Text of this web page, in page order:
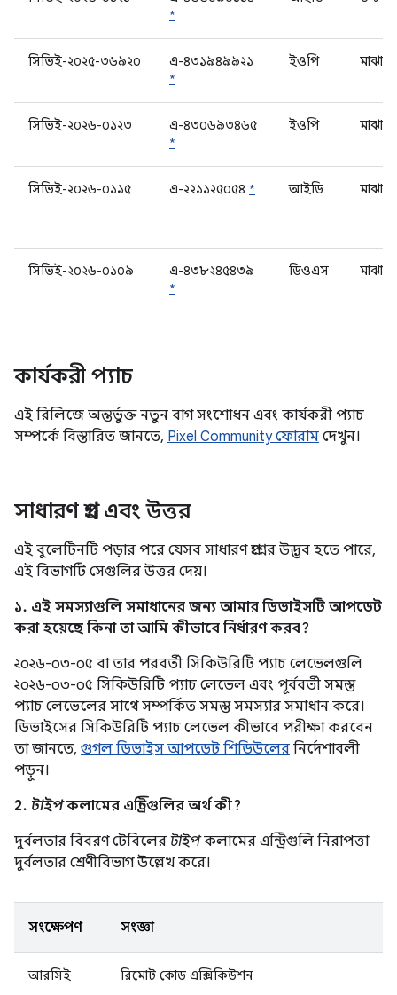
*
সিভিই-২০২৫-৩৬৯২০
এ-৪৩১৯৪৯৯২১
*
ইওপি মাঝারি
সিভিই-২০২৬-০১২৩
এ-৪৩০৬৯৩৪৬৫
*
ইওপি মাঝারি
সিভিই-২০২৬-০১১৫ এ-২২১১২৫০৫৪ * আইডি মাঝারি
সিভিই-২০২৬-০১০৯
এ-৪৩৮২৪৫৪৩৯
*
ডিওএস মাঝারি
কার্যকরী প্যাচ
এই রিলিজে অন্তর্ভুক্ত নতুন বাগ সংশোধন এবং কার্যকরী প্যাচ
সম্পর্কে বিস্তারিত জানতে, Pixel Community ফোরাম দেখুন।
সাধারণ প্রশ্ন এবং উত্তর
এই বুলেটিনটি পড়ার পরে যেসব সাধারণ প্রশ্নের উদ্ভব হতে পারে,
এই বিভাগটি সেগুলির উত্তর দেয়।
১. এই সমস্যাগুলি সমাধানের জন্য আমার ডিভাইসটি আপডেট
করা হয়েছে কিনা তা আমি কীভাবে নির্ধারণ করব?
২০২৬-০৩-০৫ বা তার পরবর্তী সিকিউরিটি প্যাচ লেভেলগুলি
২০২৬-০৩-০৫ সিকিউরিটি প্যাচ লেভেল এবং পূর্ববর্তী সমস্ত
প্যাচ লেভেলের সাথে সম্পর্কিত সমস্ত সমস্যার সমাধান করে।
ডিভাইসের সিকিউরিটি প্যাচ লেভেল কীভাবে পরীক্ষা করবেন
তা জানতে, গুগল ডিভাইস আপডেট শিডিউলের নির্দেশাবলী
পড়ুন।
2. টাইপকলামের এন্ট্রিগুলির অর্থ কী?
দুর্বলতার বিবরণ টেবিলের টাইপকলামের এন্ট্রিগুলি নিরাপত্তা
দুর্বলতার শ্রেণীবিভাগ উল্লেখ করে।
সংক্ষেপণ সংজ্ঞা
আরসিই রিমোট কোড এক্সিকিউশন